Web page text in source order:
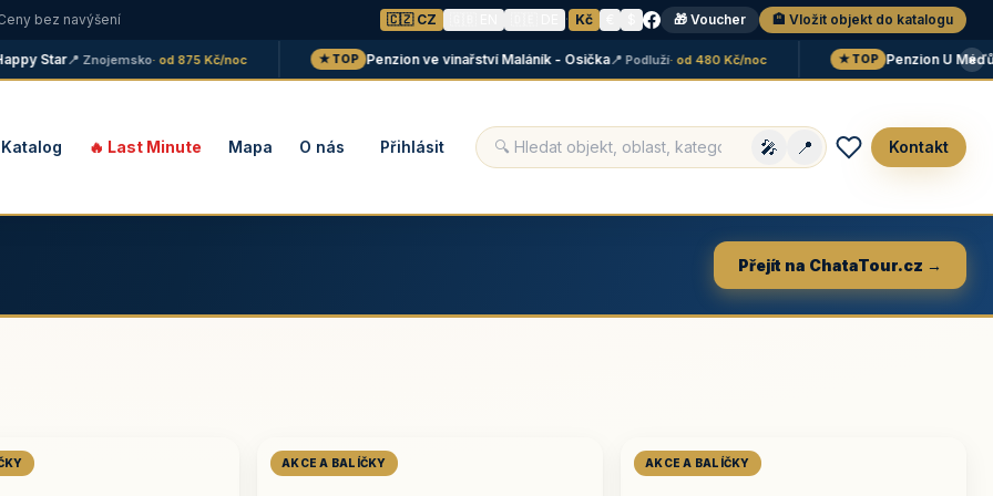
bez navýšení 🇨🇿 CZ · Kč 🎁 Voucher 🏨 Vložit objekt do katalogu
Star📍 Znojemsko· od 875 Kč/noc ★ TOP Penzion ve vinařství Maláník - Osička📍 Podluží· od 480 Kč/noc ★ TOP Penzion U Méďů📍×
Katalog 🔥 Last Minute Mapa O nás Přihlásit 🎤 📍 Kontakt
Přejít na ChataTour.cz →
AKCE A BALÍČKY AKCE A BALÍČKY